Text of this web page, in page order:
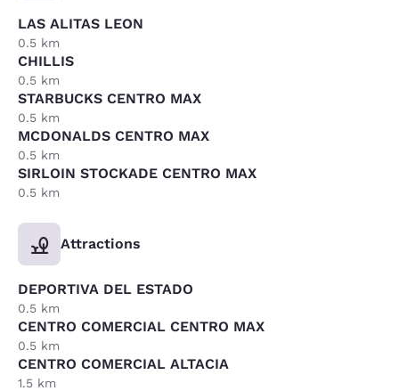
LAS ALITAS LEON
0.5 km
CHILLIS
0.5 km
STARBUCKS CENTRO MAX
0.5 km
MCDONALDS CENTRO MAX
0.5 km
SIRLOIN STOCKADE CENTRO MAX
0.5 km
Attractions
DEPORTIVA DEL ESTADO
0.5 km
CENTRO COMERCIAL CENTRO MAX
0.5 km
CENTRO COMERCIAL ALTACIA
1.5 km